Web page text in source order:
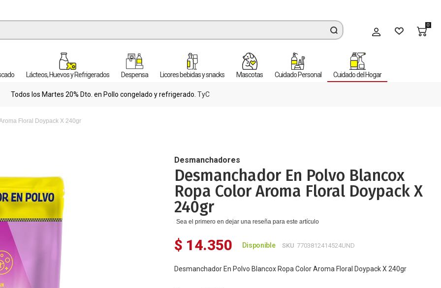
Mi cuenta
0
Lácteos, Huevos y Refrigerados Despensa Licores bebidas y snacks Mascotas Cuidado Personal Cuidado del Hogar
Todos los Martes 20% Dto. en Pollo congelado y refrigerado. TyC
Floral Doypack X 240gr
Desmanchadores
Desmanchador En Polvo Blancox
Ropa Color Aroma Floral Doypack X
240gr
Sea el primero en dejar una reseña para este artículo
$ 14.350 Disponible SKU 7703812414524UND
Desmanchador En Polvo Blancox Ropa Color Aroma Floral Doypack X 240gr